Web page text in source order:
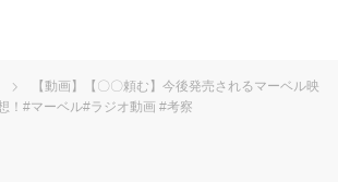
【動画】【〇〇頼む】今後発売されるマーベル映
！#マーベル#ラジオ動画 #考察